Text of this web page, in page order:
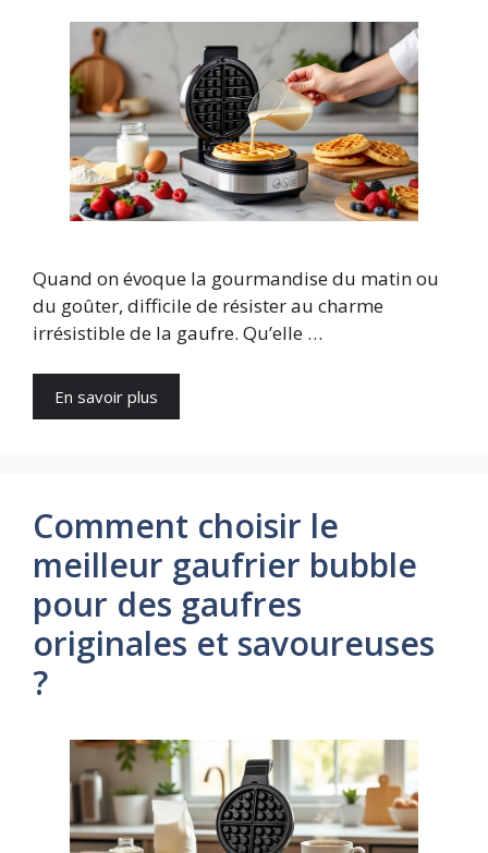
Quand on évoque la gourmandise du matin ou
du goûter, difficile de résister au charme
irrésistible de la gaufre. Qu’elle …
En savoir plus
Comment choisir le
meilleur gaufrier bubble
pour des gaufres
originales et savoureuses
?